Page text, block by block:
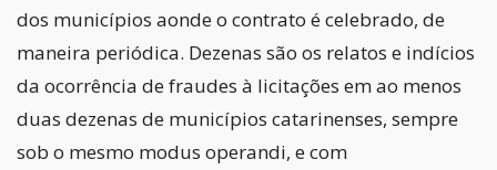
dos municípios aonde o contrato é celebrado, de
maneira periódica. Dezenas são os relatos e indícios
da ocorrência de fraudes à licitações em ao menos
duas dezenas de municípios catarinenses, sempre
sob o mesmo modus operandi, e com